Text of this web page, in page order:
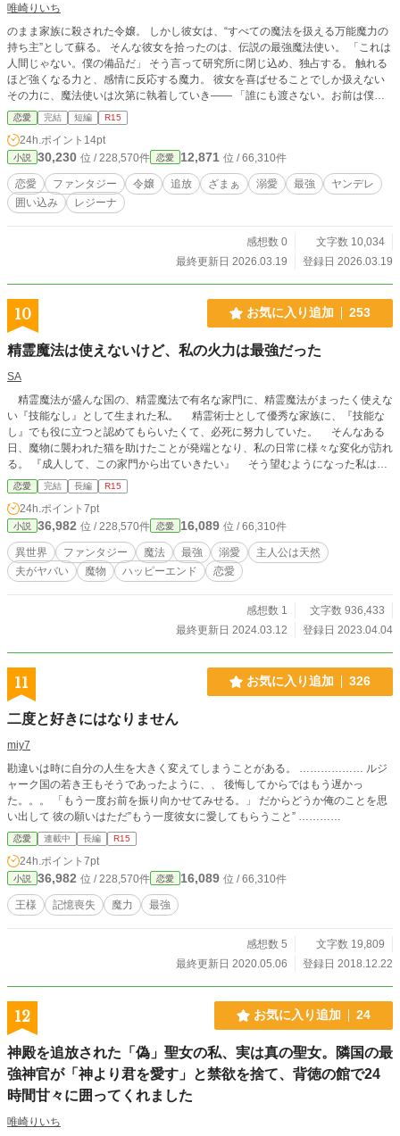
唯崎りいち
のまま家族に殺された令嬢。 しかし彼女は、“すべての魔法を扱える万能魔力の
持ち主”として蘇る。 そんな彼女を拾ったのは、伝説の最強魔法使い。 「これは
人間じゃない。僕の備品だ」 そう言って研究所に閉じ込め、独占する。 触れる
ほど強くなる力と、感情に反応する魔力。 彼女を喜ばせることでしか扱えない
その力に、魔法使いは次第に執着していき―― 「誰にも渡さない。お前は僕の
ものだ」 家族に捨てられた少女が、 最強の男に囲われ、溺愛される逆転ファン
タジー。
恋愛 完結 短編 R15
24h.ポイント 14pt
小説 30,230 位 / 228,570件 恋愛 12,871 位 / 66,310件
恋愛 ファンタジー 令嬢 追放 ざまぁ 溺愛 最強
ヤンデレ
囲い込み
レジーナ
感想数 0
文字数 10,034
最終更新日 2026.03.19
登録日 2026.03.19
10 お気に入り追加 253
精霊魔法は使えないけど、私の火力は最強だった
SA
精霊魔法が盛んな国の、精霊魔法で有名な家門に、精霊魔法がまったく使えな
い『技能なし』として生まれた私。 精霊術士として優秀な家族に、『技能な
し』でも役に立つと認めてもらいたくて、必死に努力していた。 そんなある
日、魔物に襲われた猫を助けたことが発端となり、私の日常に様々な変化が訪れ
る。 『成人して、この家門から出ていきたい』 そう望むようになった私は、
最後の儀が終わり、成人となった帰り道に、魔物に襲われ崖から転落した。
優秀な妹を助けるため、技能なしの私は兄に見殺しにされたのだ。 『精霊魔法
の技能がないだけで、どうしてこんなに嫌われて、見捨てられて、死なないとい
けないの？』 私の中で眠っていた力が暴走する。 そんな私に手を差しの
べ、暴走から救ってくれたのは………… ＊誤字脱字はご容赦を。 ＊帝国動乱編
6-2で本編完結です。
恋愛 完結 長編 R15
24h.ポイント 7pt
小説 36,982 位 / 228,570件 恋愛 16,089 位 / 66,310件
異世界 ファンタジー 魔法 最強 溺愛
主人公は天然
夫がヤバい
魔物 ハッピーエンド 恋愛
感想数 1
文字数 936,433
最終更新日 2024.03.12
登録日 2023.04.04
11 お気に入り追加 326
二度と好きにはなりません
miy7
勘違いは時に自分の人生を大きく変えてしまうことがある。 ……………… ルジ
ャーク国の若き王もそうであったように、、 後悔してからではもう遅かっ
た。。。 「もう一度お前を振り向かせてみせる。」 だからどうか俺のことを思
い出して 彼の願いはただ”もう一度彼女に愛してもらうこと” …………
恋愛 連載中 長編 R15
24h.ポイント 7pt
小説 36,982 位 / 228,570件 恋愛 16,089 位 / 66,310件
王様 記憶喪失 魔力 最強
感想数 5
文字数 19,809
最終更新日 2020.05.06
登録日 2018.12.22
12 お気に入り追加 24
神殿を追放された「偽」聖女の私、実は真の聖女。隣国の最
強神官が「神より君を愛す」と禁欲を捨て、背徳の館で24
時間甘々に囲ってくれました
唯崎りいち